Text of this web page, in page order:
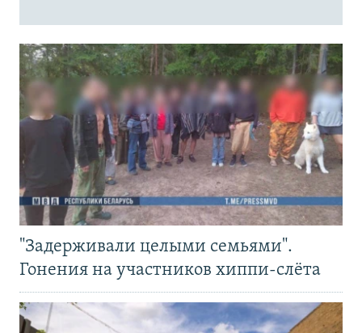
"Задерживали целыми семьями".
Гонения на участников хиппи-слёта